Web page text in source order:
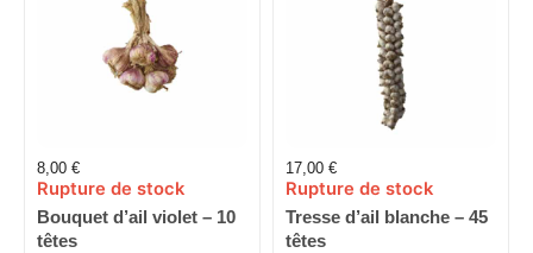
8,00 €
Rupture de stock
Bouquet d’ail violet – 10
têtes
17,00 €
Rupture de stock
Tresse d’ail blanche – 45
têtes